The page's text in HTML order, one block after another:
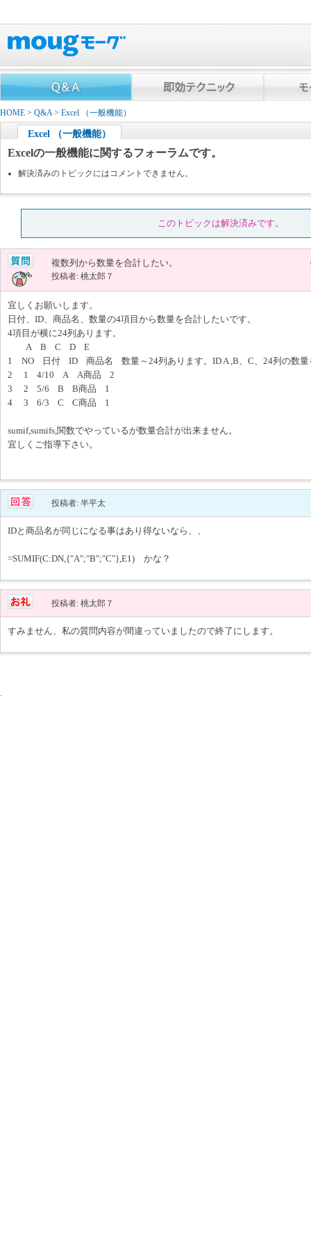
HOME > Q&A> Excel （一般機能）
Excel （一般機能）
Excelの一般機能に関するフォーラムです。
解決済みのトピックにはコメントできません。
このトピックは解決済みです。
複数列から数量を合計したい。
投稿者: 桃太郎７
宜しくお願いします。
日付、ID、商品名、数量の4項目から数量を合計したいです。
4項目が横に24列あります。
A B C D E
1 NO 日付 ID 商品名 数量～24列あります。ID A ,B、C、24列の数量
2 1 4/10 A A商品 2
3 2 5/6 B B商品 1
4 3 6/3 C C商品 1
sumif,sumifs,関数でやっているが数量合計が出来ません。
宜しくご指導下さい。
投稿者: 半平太
IDと商品名が同じになる事はあり得ないなら、、
=SUMIF(C:DN,{"A";"B";"C"},E1) かな？
投稿者: 桃太郎７
すみません、私の質問内容が間違っていましたので終了にします。